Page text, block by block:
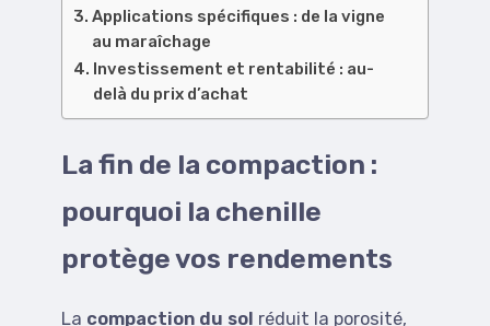
Applications spécifiques : de la vigne
au maraîchage
Investissement et rentabilité : au-
delà du prix d’achat
La fin de la compaction :
pourquoi la chenille
protège vos rendements
La compaction du sol réduit la porosité,